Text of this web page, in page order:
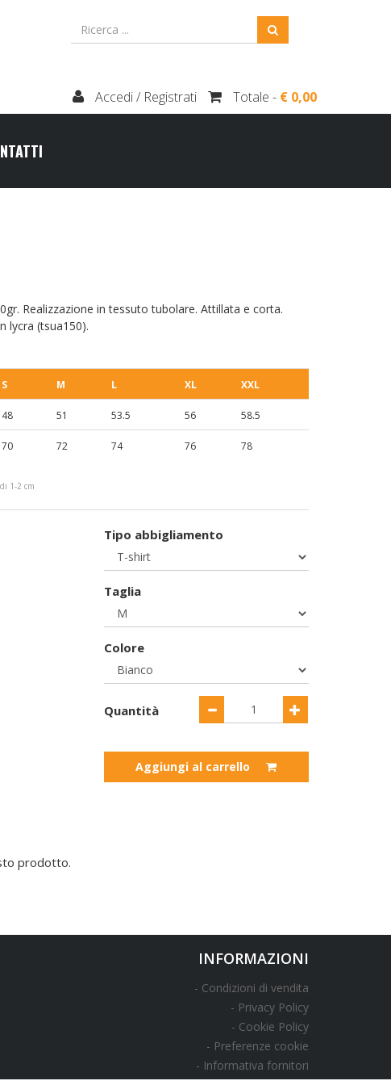
Accedi / Registrati Totale - € 0,00
Realizzazione in tessuto tubolare. Attillata e corta.
lycra (tsua150).
S M L XL XXL
48 51 53.5 56 58.5
70 72 74 76 78
1-2 cm
Tipo abbigliamento
Taglia
Colore
Quantità
Aggiungi al carrello
prodotto.
INFORMAZIONI
Condizioni di vendita
Privacy Policy
Cookie Policy
Preferenze cookie
Informativa fornitori